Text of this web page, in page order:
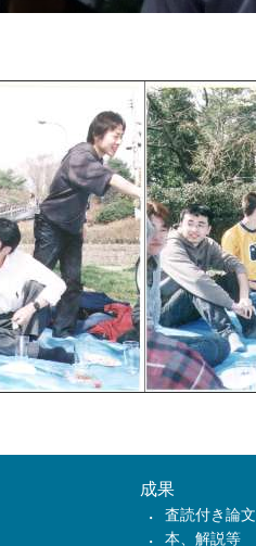
成果
査読付き論文
本、解説等